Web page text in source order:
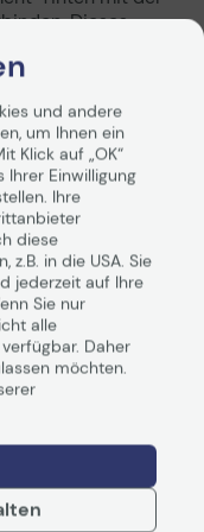
Dieses
bei
zwei Arten von
gewährleistet
die optimale
und andere
um Ihnen ein
Klick auf „OK“
Ihrer Einwilligung
Ihre
diese
in die USA. Sie
jederzeit auf Ihre
Sie nur
alle
Daher
möchten.